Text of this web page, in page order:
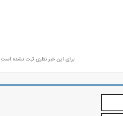
برای این خبر نظری ثبت نشده است